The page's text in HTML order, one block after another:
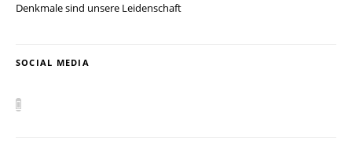
Denkmale sind unsere Leidenschaft
SOCIAL MEDIA